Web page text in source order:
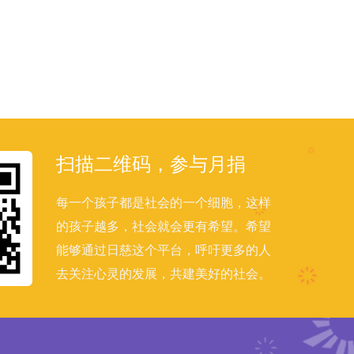
扫描二维码，参与月捐
每一个孩子都是社会的一个细胞，这样
的孩子越多，社会就会更有希望。希望
能够通过日慈这个平台，呼吁更多的人
去关注心灵的发展，共建美好的社会。